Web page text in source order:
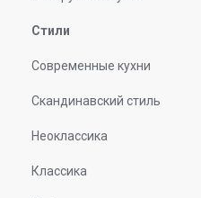
Стили
Современные кухни
Скандинавский стиль
Неоклассика
Классика